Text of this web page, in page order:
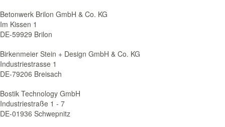
Betonwerk Brilon GmbH & Co. KG
Im Kissen 1
DE-59929 Brilon
Birkenmeier Stein + Design GmbH & Co. KG
Industriestrasse 1
DE-79206 Breisach
Bostik Technology GmbH
Industriestraße 1 - 7
DE-01936 Schwepnitz